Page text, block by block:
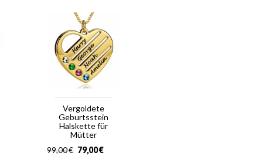
Vergoldete
Geburtsstein
Halskette für
Mütter
€
99,00 €
79,00